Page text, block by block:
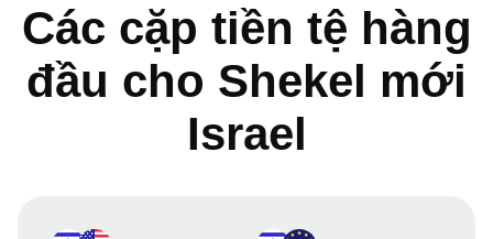
Các cặp tiền tệ hàng
đầu cho Shekel mới
Israel